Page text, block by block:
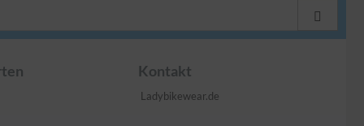
Kontakt
Ladybikewear.de